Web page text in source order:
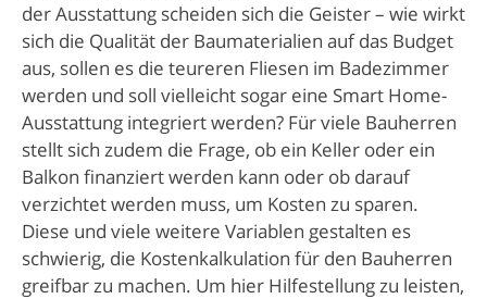
der Ausstattung scheiden sich die Geister – wie wirkt
sich die Qualität der Baumaterialien auf das Budget
aus, sollen es die teureren Fliesen im Badezimmer
werden und soll vielleicht sogar eine Smart Home-
Ausstattung integriert werden? Für viele Bauherren
stellt sich zudem die Frage, ob ein Keller oder ein
Balkon finanziert werden kann oder ob darauf
verzichtet werden muss, um Kosten zu sparen.
Diese und viele weitere Variablen gestalten es
schwierig, die Kostenkalkulation für den Bauherren
greifbar zu machen. Um hier Hilfestellung zu leisten,